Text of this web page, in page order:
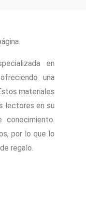
en
una
materiales
lectores en su
conocimiento.
por lo que lo
regalo.